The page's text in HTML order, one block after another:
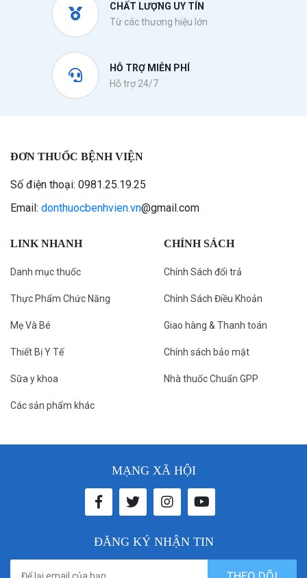
CHẤT LƯỢNG UY TÍN
Từ các thương hiệu lớn
HỖ TRỢ MIỄN PHÍ
Hỗ trợ 24/7
ĐƠN THUỐC BỆNH VIỆN
Số điện thoại: 0981.25.19.25
Email: donthuocbenhvien.vn@gmail.com
LINK NHANH
Danh mục thuốc
Thực Phẩm Chức Năng
Mẹ Và Bé
Thiết Bị Y Tế
Sữa y khoa
Các sản phẩm khác
CHÍNH SÁCH
Chính Sách đổi trả
Chính Sách Điều Khoản
Giao hàng & Thanh toán
Chính sách bảo mật
Nhà thuốc Chuẩn GPP
MẠNG XÃ HỘI
ĐĂNG KÝ NHẬN TIN